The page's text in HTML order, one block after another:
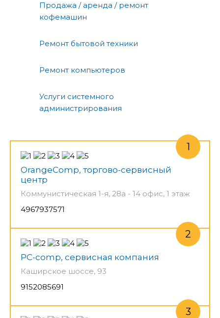
Продажа / аренда / ремонт
кофемашин
Ремонт бытовой техники
Ремонт компьютеров
Услуги системного
администрирования
OrangeComp, торгово-сервисный
центр
Коммунистическая 1-я, 28а - 14 офис, 1 этаж
4967937571
PC-comp, сервисная компания
Каширское шоссе, 93
9152085691